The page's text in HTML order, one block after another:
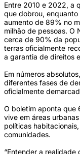
Entre 2010 e 2022, a
que dobrou,
aumento de 89% no
milhão de pessoas. O
cerca de 90% da
terras oficialmente
a garantia de direitos
Em números
diferentes fases de
oficialmente
O boletim aponta que
vive em áreas
políticas
comunidades.
“Entender a realidade